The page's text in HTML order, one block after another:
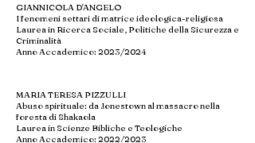
GIANNICOLA D'ANGELO
I fenomeni settari di matrice ideologica-religiosa
Laurea in Ricerca Sociale, Politiche della Sicurezza e
Criminalità
Anno Accademico: 2023/2024
MARIA TERESA PIZZULLI
Abuso spirituale: da Jonestown al massacro nella
foresta di Shakaola
Laurea in Scienze Bibliche e Teologiche
Anno Accademico: 2022/2023